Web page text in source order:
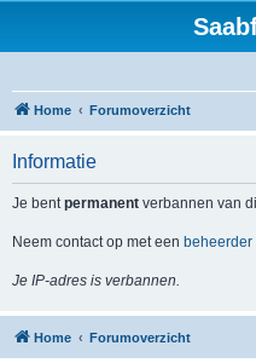
Home Forumoverzicht
Informatie
Je bentpermanent verbannen van
Neem contact op met een beheerder
Je IP-adres is verbannen.
Home Forumoverzicht